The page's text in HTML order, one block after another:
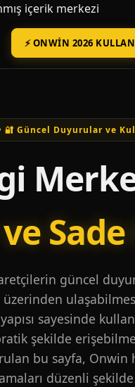
içerik merkezi
⚡ ONWIN 2026
Güncel Duyurular ve
güncel
ulaşabilmesi
sayesinde
şekilde
bu sayfa,
düzenli